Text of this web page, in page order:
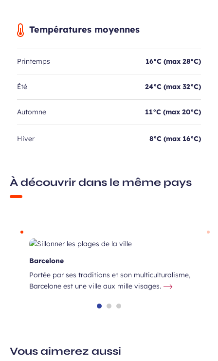
Températures moyennes
Printemps 16°C (max 28°C)
Été 24°C (max 32°C)
Automne 11°C (max 20°C)
Hiver 8°C (max 16°C)
À découvrir dans le même pays
Barcelone
Portée par ses traditions et son multiculturalisme,
Barcelone est une ville aux mille visages.
Vous aimerez aussi